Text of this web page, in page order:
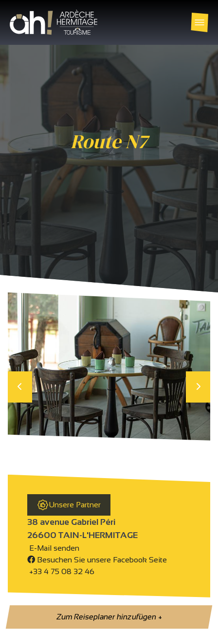
Route N7
Unsere Partner
38 avenue Gabriel Péri
26600 TAIN-L'HERMITAGE
E-Mail senden
Besuchen Sie unsere Facebook Seite
+33 4 75 08 32 46
Zum Reiseplaner hinzufügen+